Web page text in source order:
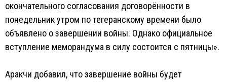
окончательного согласования договорённости в
понедельник утром по тегеранскому времени было
объявлено о завершении войны. Однако официальное
вступление меморандума в силу состоится с пятницы».
Аракчи добавил, что завершение войны будет